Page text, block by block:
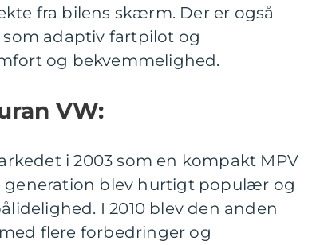
fra bilens skærm. Der er også
adaptiv fartpilot og
og bekvemmelighed.
VW:
i 2003 som en kompakt MPV
generation blev hurtigt populær og
I 2010 blev den anden
flere forbedringer og